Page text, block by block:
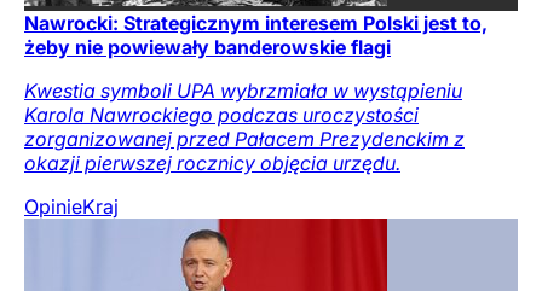
Nawrocki: Strategicznym interesem Polski jest to,
żeby nie powiewały banderowskie flagi
Kwestia symboli UPA wybrzmiała w wystąpieniu
Karola Nawrockiego podczas uroczystości
zorganizowanej przed Pałacem Prezydenckim z
okazji pierwszej rocznicy objęcia urzędu.
OpinieKraj